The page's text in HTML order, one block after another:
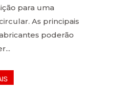
para uma
As principais
poderão